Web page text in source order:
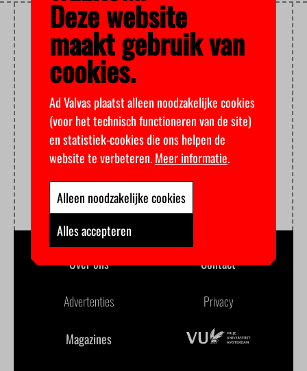
NEW SCIENTIST
Over ons Contact
Advertenties Privacy
Magazines
Deze website
maakt gebruik van
cookies.
Ad Valvas plaatst alleen noodzakelijke cookies
(voor het technisch functioneren van de site)
en statistiek-cookies die ons helpen de
website te verbeteren.Meer informatie.
Alleen noodzakelijke cookies
Alles accepteren